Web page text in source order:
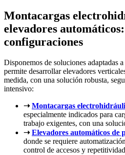
Montacargas
elevadores
configuraciones
Disponemos de soluciones adaptadas
permite desarrollar elevadores
medida, con una solución robusta,
intensivo:
➝Montacargas
especialmente indicados para
trabajo exigentes, con una
➝Elevadores automáticos de
donde se requiere
control de accesos y